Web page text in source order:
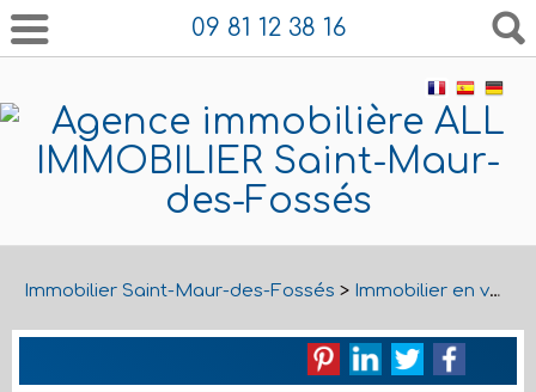
09 81 12 38 16
Immobilier Saint-Maur-des-Fossés > Immobilier en vente Saint-Maur-des-Fossés